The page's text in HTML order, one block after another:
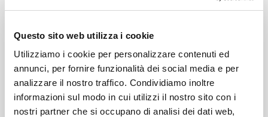
Questo sito web utilizza i cookie
Utilizziamo i cookie per personalizzare contenuti ed
annunci, per fornire funzionalità dei social media e per
analizzare il nostro traffico. Condividiamo inoltre
informazioni sul modo in cui utilizzi il nostro sito con i
nostri partner che si occupano di analisi dei dati web,
800€ per gruppi 1-2 unità
400€ per gruppi 1 unità
Info: